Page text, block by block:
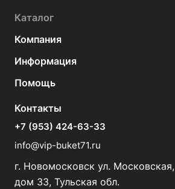
Каталог
Компания
Информация
Помощь
Контакты
+7 (953) 424-63-33
info@vip-buket71.ru
г. Новомосковск ул. Московская,
дом 33, Тульская обл.